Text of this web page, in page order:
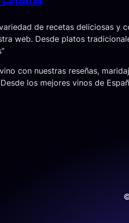
de recetas deliciosas y
web. Desde platos
con nuestras reseñas,
los mejores vinos de